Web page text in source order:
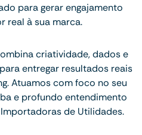
para gerar engajamento
real à sua marca.
criatividade, dados e
entregar resultados reais
Atuamos com foco no seu
e profundo entendimento
de Utilidades.